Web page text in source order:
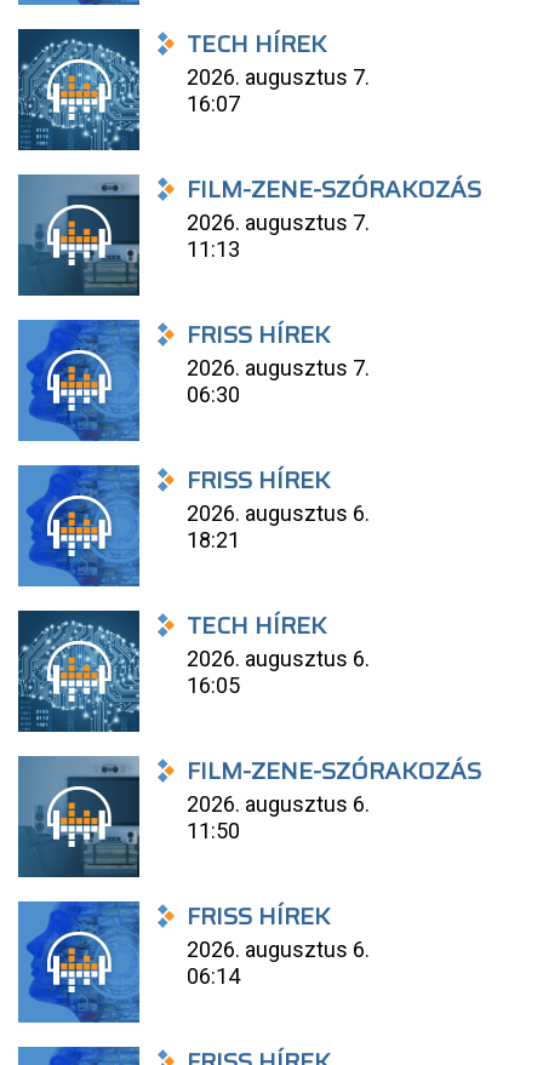
TECH HÍREK
2026. augusztus 7.
16:07
FILM-ZENE-SZÓRAKOZÁS
2026. augusztus 7.
11:13
FRISS HÍREK
2026. augusztus 7.
06:30
FRISS HÍREK
2026. augusztus 6.
18:21
TECH HÍREK
2026. augusztus 6.
16:05
FILM-ZENE-SZÓRAKOZÁS
2026. augusztus 6.
11:50
FRISS HÍREK
2026. augusztus 6.
06:14